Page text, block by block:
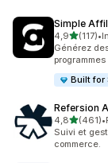
Simple
4,9étoile(s)
(117)
117 avis au•
Générez
Built for
Refersion
4,8étoile(s)
(461)
461 avis au•
Suivi et
commerce.